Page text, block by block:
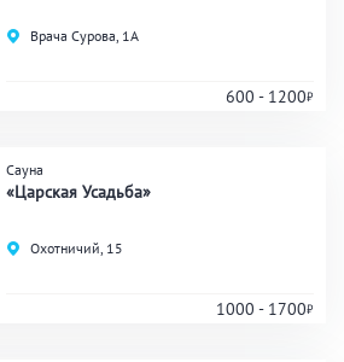
Врача Сурова, 1А
600 - 1200
Сауна
«Царская Усадьба»
Охотничий, 15
1000 - 1700